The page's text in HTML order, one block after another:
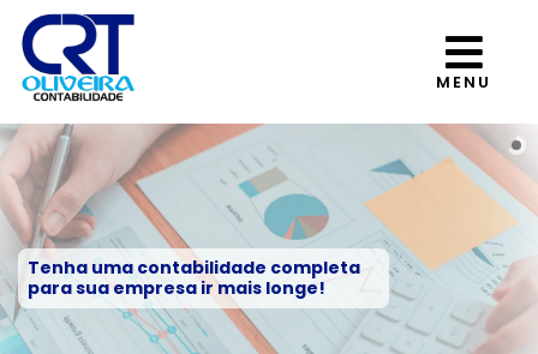
MENU
Tenha uma contabilidade completa
para sua empresa ir mais longe!